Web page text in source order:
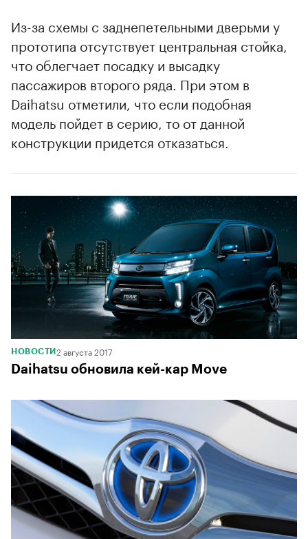
Из-за схемы с заднепетельными дверьми у
прототипа отсутствует центральная стойка,
что облегчает посадку и высадку
пассажиров второго ряда. При этом в
Daihatsu отметили, что если подобная
модель пойдет в серию, то от данной
конструкции придется отказаться.
НОВОСТИ 2 августа 2017
Daihatsu обновила кей-кар Move